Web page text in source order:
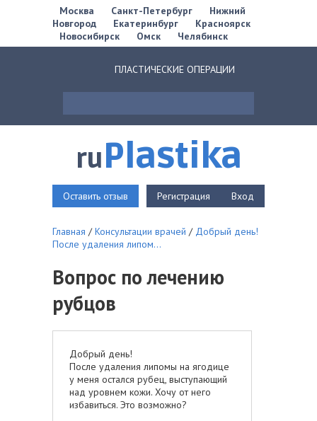
Москва Санкт-Петербург
Нижний
Новгород
Екатеринбург
Красноярск
Новосибирск
Омск Челябинск
ПЛАСТИЧЕСКИЕ ОПЕРАЦИИ
ruPlastika
Оставить отзыв Регистрация Вход
Главная /Консультации врачей / Добрый день!
После удаления липом...
Вопрос по лечению
рубцов
Добрый день!
После удаления липомы на ягодице
у меня остался рубец, выступающий
над уровнем кожи. Хочу от него
избавиться. Это возможно?